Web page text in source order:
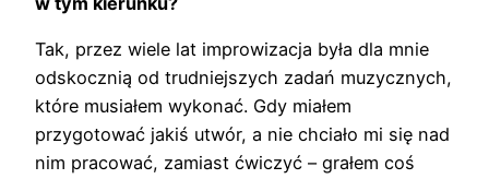
Tak, przez wiele lat improwizacja była dla mnie
odskocznią od trudniejszych zadań muzycznych,
które musiałem wykonać. Gdy miałem
przygotować jakiś utwór, a nie chciało mi się nad
nim pracować, zamiast ćwiczyć – grałem coś